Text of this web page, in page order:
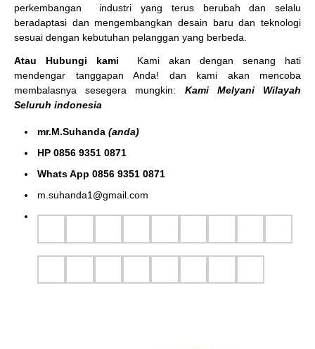
perkembangan industri yang terus berubah dan selalu
beradaptasi dan mengembangkan desain baru dan teknologi
sesuai dengan kebutuhan pelanggan yang berbeda.
Atau Hubungi kami
Kami akan dengan senang hati
mendengar tanggapan Anda! dan kami akan mencoba
membalasnya sesegera mungkin: Kami Melyani Wilayah
Seluruh indonesia
mr.M.Suhanda (anda)
HP 0856 9351 0871
Whats App 0856 9351 0871
m.suhanda1@gmail.com